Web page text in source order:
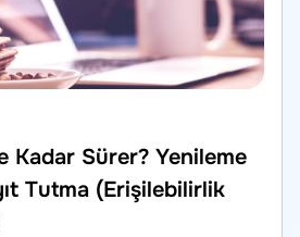
Kadar Sürer? Yenileme
Tutma (Erişilebilirlik